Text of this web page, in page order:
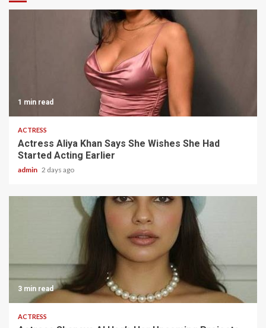
1 min read
ACTRESS
Actress Aliya Khan Says She Wishes She Had
Started Acting Earlier
admin 2 days ago
3 min read
ACTRESS